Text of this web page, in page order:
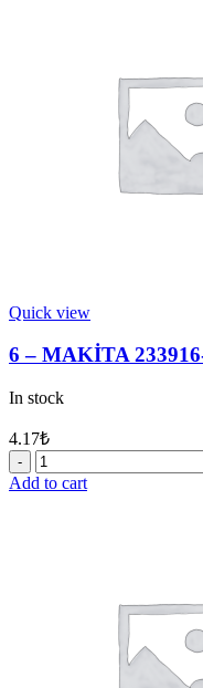
Quick view
6 – MAKİTA
In stock
4.17₺
6
-
Add to cart